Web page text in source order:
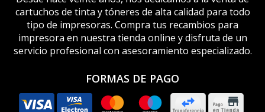
cartuchos de tinta y tóneres de alta calidad para todo
tipo de impresoras. Compra tus recambios para
impresora en nuestra tienda online y disfruta de un
servicio profesional con asesoramiento especializado.
FORMAS DE PAGO